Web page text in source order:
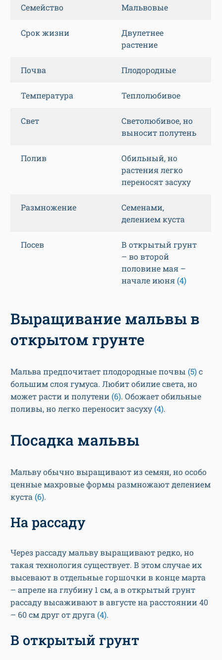
Семейство Мальвовые
Срок жизни
Двулетнее
растение
Почва Плодородные
Температура Теплолюбивое
Свет
Светолюбивое, но
выносит полутень
Полив
Обильный, но
растения легко
переносят засуху
Размножение
Семенами,
делением куста
Посев
В открытый грунт
– во второй
половине мая –
начале июня (4)
Выращивание мальвы в
открытом грунте
Мальва предпочитает плодородные почвы (5)с
большим слоя гумуса. Любит обилие света, но
может расти и полутени (6). Обожает обильные
поливы, но легко переносит засуху (4).
Посадка мальвы
Мальву обычно выращивают из семян, но особо
ценные махровые формы размножают делением
куста (6).
На рассаду
Через рассаду мальву выращивают редко, но
такая технология существует. В этом случае их
высевают в отдельные горшочки в конце марта
– апреле на глубину 1 см, а в открытый грунт
рассаду высаживают в августе на расстоянии 40
– 60 см друг от друга (4).
В открытый грунт